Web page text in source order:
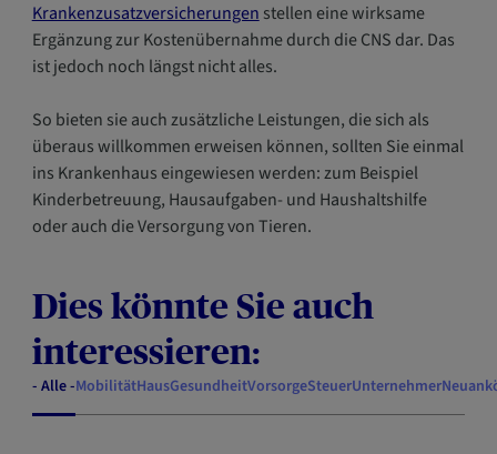
Krankenzusatzversicherungen stellen eine wirksame
Ergänzung zur Kostenübernahme durch die CNS dar. Das
ist jedoch noch längst nicht alles.
So bieten sie auch zusätzliche Leistungen, die sich als
überaus willkommen erweisen können, sollten Sie einmal
ins Krankenhaus eingewiesen werden: zum Beispiel
Kinderbetreuung, Hausaufgaben- und Haushaltshilfe
oder auch die Versorgung von Tieren.
Dies könnte Sie auch
interessieren:
- Alle -MobilitätHausGesundheitVorsorgeSteuerUnternehmer